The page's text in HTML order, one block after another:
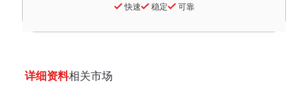
快速 稳定 可靠
详细资料相关市场